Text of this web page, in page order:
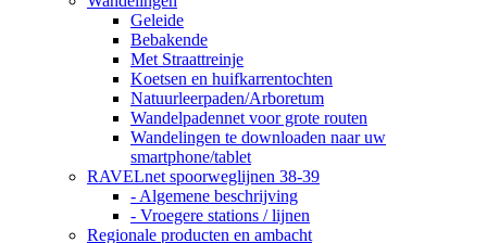
Geleide
Bebakende
Met Straattreinje
Koetsen en huifkarrentochten
Natuurleerpaden/Arboretum
Wandelpadennet voor grote routen
Wandelingen te downloaden naar uw
smartphone/tablet
RAVELnet spoorweglijnen 38-39
- Algemene beschrijving
- Vroegere stations / lijnen
Regionale producten en ambacht